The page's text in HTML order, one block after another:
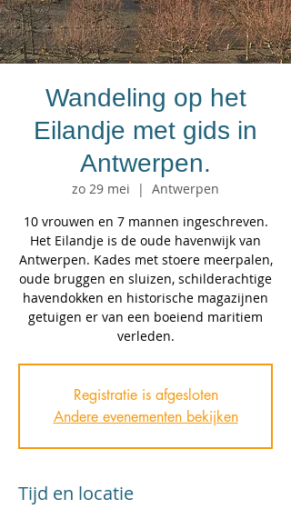
Wandeling op het
Eilandje met gids in
Antwerpen.
zo 29 mei
  |
Antwerpen
10 vrouwen en 7 mannen ingeschreven.
Het Eilandje is de oude havenwijk van
Antwerpen. Kades met stoere meerpalen,
oude bruggen en sluizen, schilderachtige
havendokken en historische magazijnen
getuigen er van een boeiend maritiem
Registratie is afgesloten
Andere evenementen bekijken
Tijd en locatie